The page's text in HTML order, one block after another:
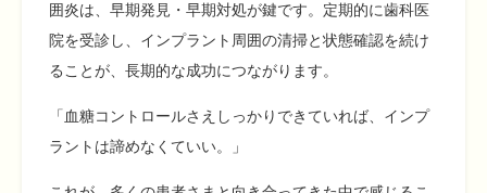
囲炎は、早期発見・早期対処が鍵です。定期的に歯科医
院を受診し、インプラント周囲の清掃と状態確認を続け
ることが、長期的な成功につながります。
「血糖コントロールさえしっかりできていれば、インプ
ラントは諦めなくていい。」